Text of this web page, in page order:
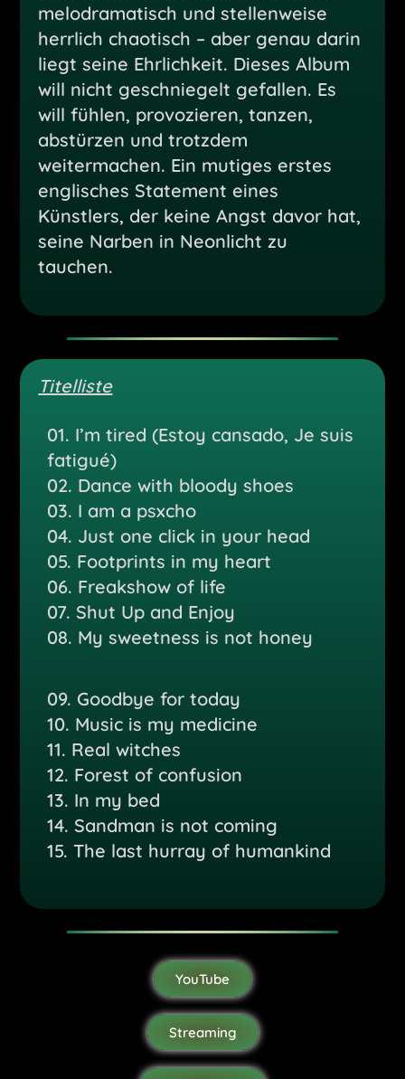
melodramatisch und stellenweise
herrlich chaotisch – aber genau darin
liegt seine Ehrlichkeit. Dieses Album
will nicht geschniegelt gefallen. Es
will fühlen, provozieren, tanzen,
abstürzen und trotzdem
weitermachen. Ein mutiges erstes
englisches Statement eines
Künstlers, der keine Angst davor hat,
seine Narben in Neonlicht zu
tauchen.
Titelliste
01. I’m tired (Estoy cansado, Je suis
fatigué)
02. Dance with bloody shoes
03. I am a psxcho
04. Just one click in your head
05. Footprints in my heart
06. Freakshow of life
07.Shut Up and Enjoy
08. My sweetness is not honey
09. Goodbye for today
10. Music is my medicine
11. Real witches
12. Forest of confusion
13. In my bed
14. Sandman is not coming
15. The last hurray of humankind
YouTube
Streaming